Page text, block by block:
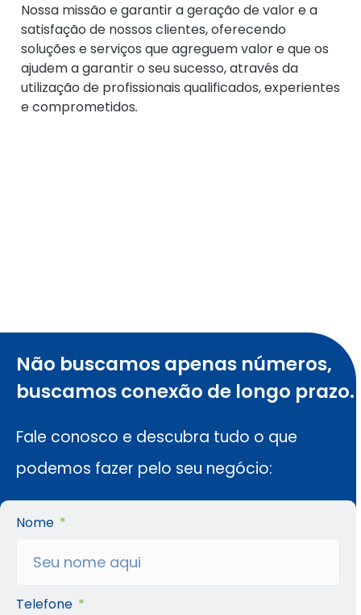
Nossa missão e garantir a geração de valor e a
satisfação de nossos clientes, oferecendo
soluções e serviços que agreguem valor e que os
ajudem a garantir o seu sucesso, através da
utilização de profissionais qualificados, experientes
e comprometidos.
Não buscamos apenas números,
buscamos conexão de longo prazo.
Fale conosco e descubra tudo o que
podemos fazer pelo seu negócio:
Nome
Telefone